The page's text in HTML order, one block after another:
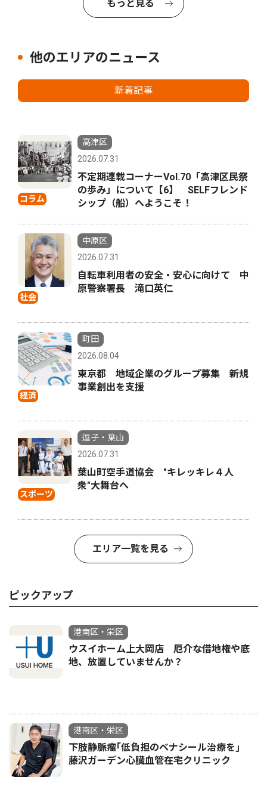
もっと見る
他のエリアのニュース
新着記事
コラム
高津区
2026.07.31
不定期連載コーナーVol.70「高津区民祭
の歩み」について【6】 SELFフレンド
シップ（船）へようこそ！
社会
中原区
2026.07.31
自転車利用者の安全・安心に向けて 中
原警察署長 滝口英仁
経済
町田
2026.08.04
東京都 地域企業のグループ募集 新規
事業創出を支援
スポーツ
逗子・葉山
2026.07.31
葉山町空手道協会 "キレッキレ４人
衆"大舞台へ
エリア一覧を見る
ピックアップ
港南区・栄区
ウスイホーム上大岡店 厄介な借地権や底
地、放置していませんか？
港南区・栄区
下肢静脈瘤｢低負担のベナシール治療を｣
藤沢ガーデン心臓血管在宅クリニック